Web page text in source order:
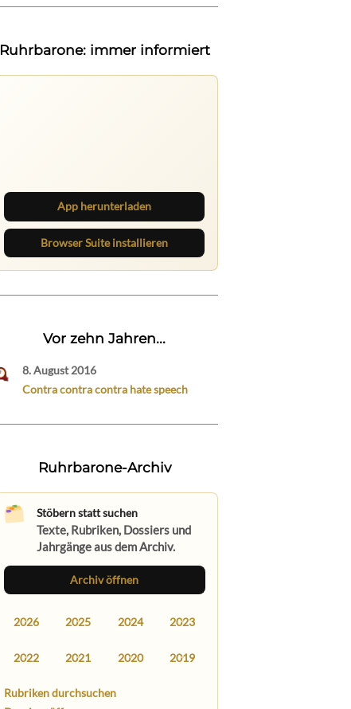
Ruhrbarone: immer informiert
App herunterladen
Browser Suite installieren
Vor zehn Jahren...
8. August 2016
Contra contra contra hate speech
Ruhrbarone-Archiv
Stöbern statt suchen
Texte, Rubriken, Dossiers und
Jahrgänge aus dem Archiv.
Archiv öffnen
2026 2025 2024 2023
2022 2021 2020 2019
Rubriken durchsuchen